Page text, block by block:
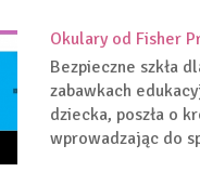
Okulary od Fisher
Bezpieczne szkła
zabawkach
dziecka, poszła o
wprowadzając do